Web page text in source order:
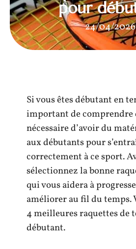
pour
24/04/2026
Si vous êtes débutant en
important de comprendre
nécessaire d’avoir du
aux débutants pour
correctement à ce sport.
sélectionnez la bonne
qui vous aidera à
améliorer au fil du temps.
4 meilleures raquettes de
débutant.